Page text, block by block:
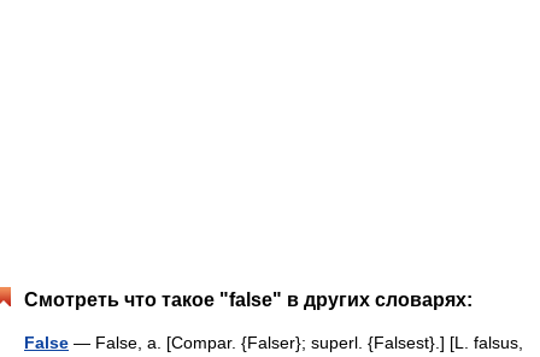
Смотреть что такое "false" в других словарях:
False — False, a. [Compar. {Falser}; superl. {Falsest}.] [L. falsus,